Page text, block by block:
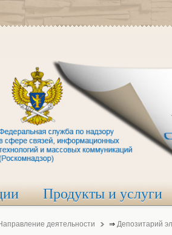
Продукты и услуги
деятельности ⇒ Депозитарий